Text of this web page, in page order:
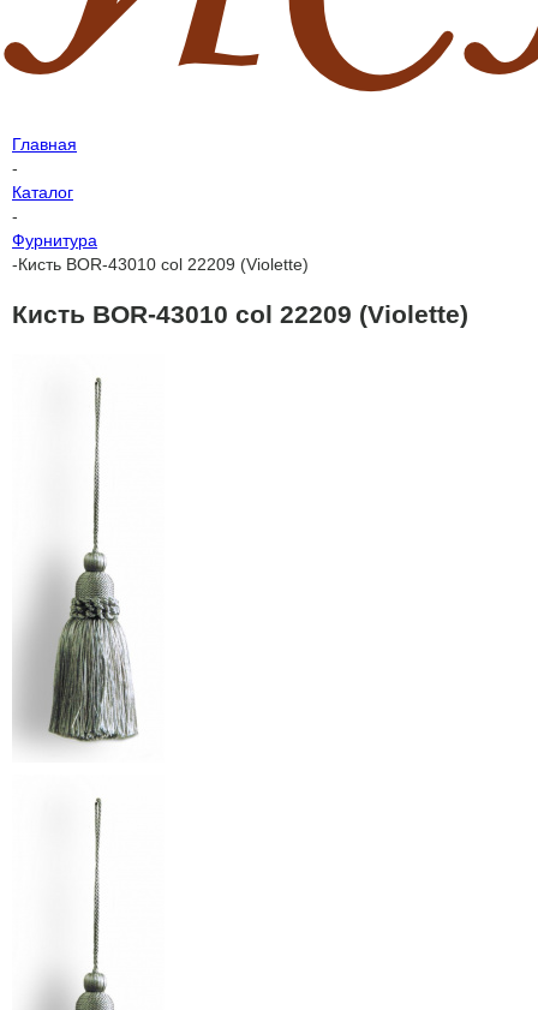
Главная
-
Каталог
-
Фурнитура
-Кисть BOR-43010 col 22209 (Violette)
Кисть BOR-43010 col 22209 (Violette)